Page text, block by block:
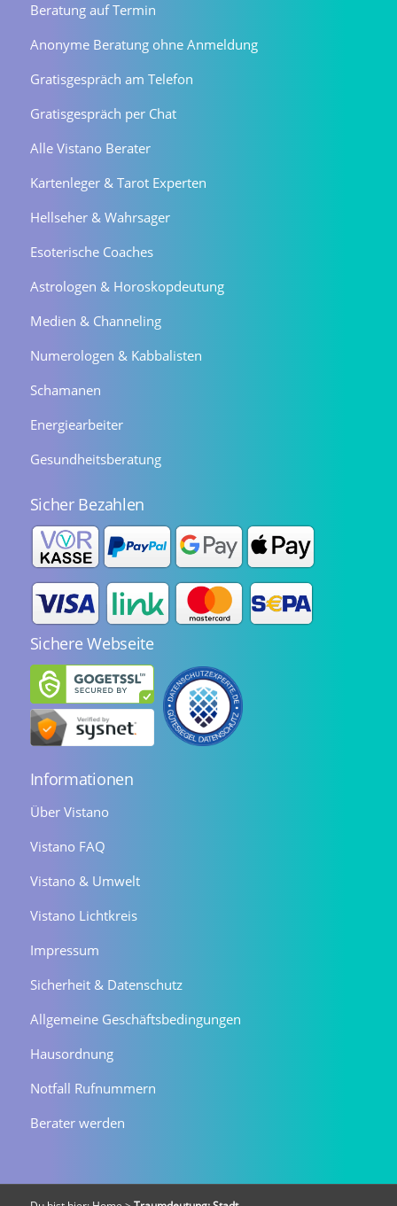
Beratung auf Termin
Anonyme Beratung ohne Anmeldung
Gratisgespräch am Telefon
Gratisgespräch per Chat
Alle Vistano Berater
Kartenleger & Tarot Experten
Hellseher & Wahrsager
Esoterische Coaches
Astrologen & Horoskopdeutung
Medien & Channeling
Numerologen & Kabbalisten
Schamanen
Energiearbeiter
Gesundheitsberatung
Sicher Bezahlen
Sichere Webseite
Informationen
Über Vistano
Vistano FAQ
Vistano & Umwelt
Vistano Lichtkreis
Impressum
Sicherheit & Datenschutz
Allgemeine Geschäftsbedingungen
Hausordnung
Notfall Rufnummern
Berater werden